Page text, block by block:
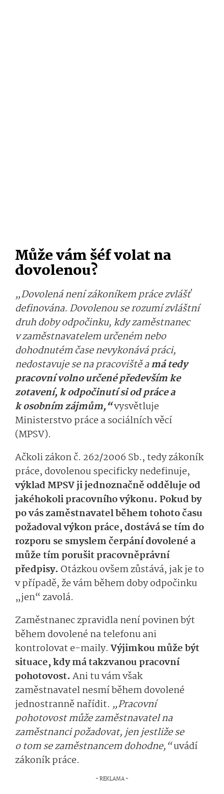
Může vám šéf volat na
dovolenou?
„Dovolená není zákoníkem práce zvlášť
definována. Dovolenou se rozumí zvláštní
druh doby odpočinku, kdy zaměstnanec
v zaměstnavatelem určeném nebo
dohodnutém čase nevykonává práci,
nedostavuje se na pracoviště amá tedy
pracovní volno určené především ke
zotavení, k odpočinutí si od práce a
k osobním zájmům,“vysvětluje
Ministerstvo práce a sociálních věcí
(MPSV).
Ačkoli zákon č. 262/2006 Sb., tedy zákoník
práce, dovolenou specificky nedefinuje,
výklad MPSV ji jednoznačně odděluje od
jakéhokoli pracovního výkonu. Pokud by
po vás zaměstnavatel během tohoto času
požadoval výkon práce, dostává se tím do
rozporu se smyslem čerpání dovolené a
může tím porušit pracovněprávní
předpisy. Otázkou ovšem zůstává, jak je to
v případě, že vám během doby odpočinku
„jen“ zavolá.
Zaměstnanec zpravidla není povinen být
během dovolené na telefonu ani
kontrolovat e-maily. Výjimkou může být
situace, kdy má takzvanou pracovní
pohotovost. Ani tu vám však
zaměstnavatel nesmí během dovolené
jednostranně nařídit. „Pracovní
pohotovost může zaměstnavatel na
zaměstnanci požadovat, jen jestliže se
o tom se zaměstnancem dohodne,“uvádí
zákoník práce.